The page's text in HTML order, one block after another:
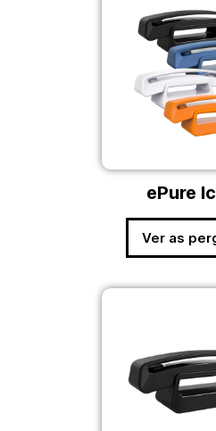
ePure
Ver as